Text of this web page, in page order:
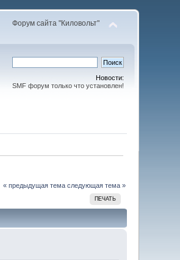
Форум сайта "Киловольт"
Новости:
SMF форум только что установлен!
« предыдущая тема следующая тема »
ПЕЧАТЬ